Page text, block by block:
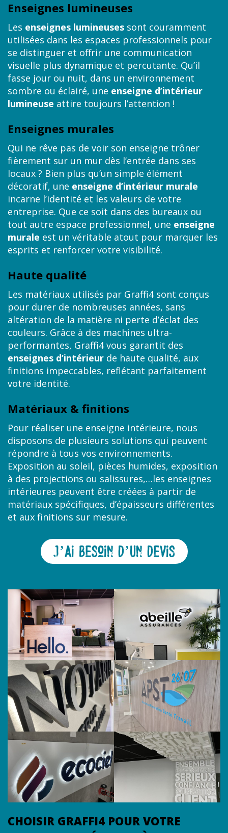
Enseignes lumineuses
Les enseignes lumineuses sont couramment
utilisées dans les espaces professionnels pour
se distinguer et offrir une communication
visuelle plus dynamique et percutante. Qu’il
fasse jour ou nuit, dans un environnement
sombre ou éclairé, une enseigne d’intérieur
lumineuse attire toujours l’attention !
Enseignes murales
Qui ne rêve pas de voir son enseigne trôner
fièrement sur un mur dès l’entrée dans ses
locaux ? Bien plus qu’un simple élément
décoratif, une enseigne d’intérieur murale
incarne l’identité et les valeurs de votre
entreprise. Que ce soit dans des bureaux ou
tout autre espace professionnel, une enseigne
murale est un véritable atout pour marquer les
esprits et renforcer votre visibilité.
Haute qualité
Les matériaux utilisés par Graffi4 sont conçus
pour durer de nombreuses années, sans
altération de la matière ni perte d’éclat des
couleurs. Grâce à des machines ultra-
performantes, Graffi4 vous garantit des
enseignes d’intérieur de haute qualité, aux
finitions impeccables, reflétant parfaitement
votre identité.
Matériaux & finitions
Pour réaliser une enseigne intérieure, nous
disposons de plusieurs solutions qui peuvent
répondre à tous vos environnements.
Exposition au soleil, pièces humides, exposition
à des projections ou salissures,…les enseignes
intérieures peuvent être créées à partir de
matériaux spécifiques, d’épaisseurs différentes
et aux finitions sur mesure.
J’Ai bEsoin d’Un dEvis
CHOISIR GRAFFI4 POUR VOTRE